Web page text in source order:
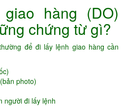
hàng (DO)
chứng từ gì?
để đi lấy lệnh giao hàng cần
photo)
người đi lấy lệnh